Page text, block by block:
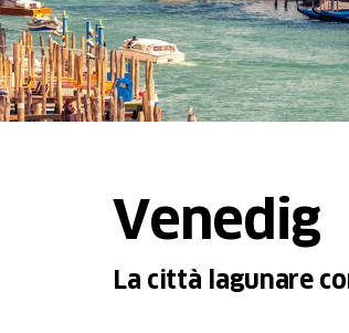
Venedig
La città lagunare